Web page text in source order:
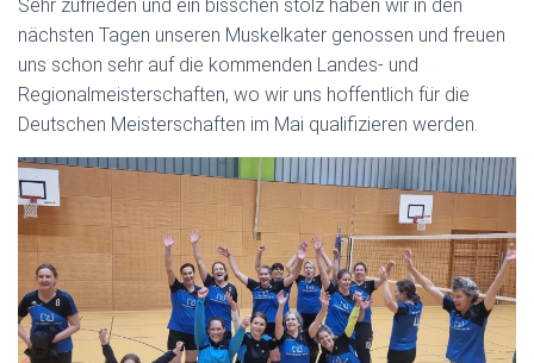
Sehr zufrieden und ein bisschen stolz haben wir in den
nächsten Tagen unseren Muskelkater genossen und freuen
uns schon sehr auf die kommenden Landes- und
Regionalmeisterschaften, wo wir uns hoffentlich für die
Deutschen Meisterschaften im Mai qualifizieren werden.